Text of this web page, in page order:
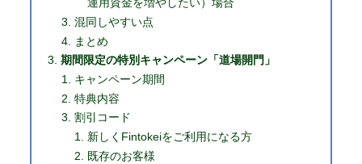
運用資金を増やしたい）場合
混同しやすい点
まとめ
期間限定の特別キャンペーン「道場開門」
キャンペーン期間
特典内容
割引コード
新しくFintokeiをご利用になる方
既存のお客様